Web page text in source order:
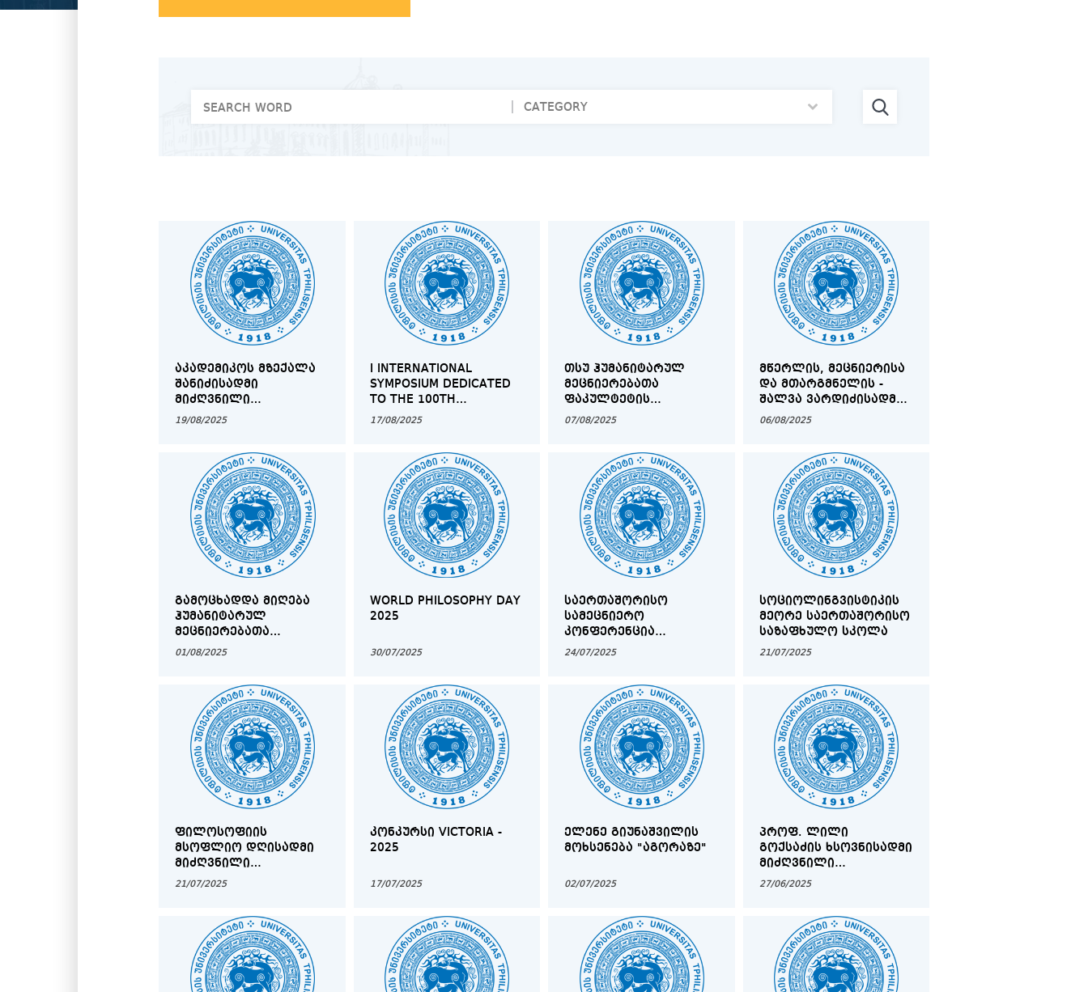
ᲐᲙᲐᲓᲔᲛᲘᲙᲝᲡ ᲛᲖᲔᲥᲐᲚᲐ
ᲨᲐᲜᲘᲫᲘᲡᲐᲓᲛᲘ
ᲛᲘᲫᲦᲕᲜᲘᲚᲘ
ᲘᲜᲢᲔᲠᲓᲘᲡᲪᲘᲞᲚᲘᲜᲣᲠᲘ
ᲙᲝᲜᲤᲔᲠᲔᲜᲪᲘᲐ ᲛᲖᲔᲥᲐᲚᲐ
ᲨᲐᲜᲘᲫᲔ -100
19/08/2025
I INTERNATIONAL
SYMPOSIUM DEDICATED
TO THE 100TH
ANNIVERSARY OF
17/08/2025
ᲗᲡᲣ ᲰᲣᲛᲐᲜᲘᲢᲐᲠᲣᲚ
ᲛᲔᲪᲜᲘᲔᲠᲔᲑᲐᲗᲐ
ᲤᲐᲙᲣᲚᲢᲔᲢᲘᲡ
ᲡᲐᲛᲐᲒᲘᲡᲢᲠᲝ
07/08/2025
ᲛᲬᲔᲠᲚᲘᲡ, ᲛᲔᲪᲜᲘᲔᲠᲘᲡᲐ
ᲓᲐ ᲛᲗᲐᲠᲒᲛᲜᲔᲚᲘᲡ -
ᲨᲐᲚᲕᲐ ᲕᲐᲠᲓᲘᲫᲘᲡᲐᲓᲛᲘ
ᲛᲘᲫᲦᲕᲜᲘᲚᲘ
ᲡᲐᲛᲔᲪᲜᲘᲔᲠᲝ
ᲙᲝᲜᲤᲔᲠᲔᲜᲪᲘᲐ
06/08/2025
ᲒᲐᲛᲝᲪᲮᲐᲓᲓᲐ ᲛᲘᲦᲔᲑᲐ
ᲰᲣᲛᲐᲜᲘᲢᲐᲠᲣᲚ
ᲛᲔᲪᲜᲘᲔᲠᲔᲑᲐᲗᲐ
ᲤᲐᲙᲣᲚᲢᲔᲢᲘᲡ
01/08/2025
WORLD PHILOSOPHY DAY
2025
30/07/2025
ᲡᲐᲔᲠᲗᲐᲨᲝᲠᲘᲡᲝ
ᲡᲐᲛᲔᲪᲜᲘᲔᲠᲝ
ᲙᲝᲜᲤᲔᲠᲔᲜᲪᲘᲐ
“ᲥᲐᲠᲗᲣᲚ-ᲞᲝᲚᲝᲜᲣᲠᲘ
24/07/2025
ᲡᲝᲪᲘᲝᲚᲘᲜᲒᲕᲘᲡᲢᲘᲙᲘᲡ
ᲛᲔᲝᲠᲔ ᲡᲐᲔᲠᲗᲐᲨᲝᲠᲘᲡᲝ
ᲡᲐᲖᲐᲤᲮᲣᲚᲝ ᲡᲙᲝᲚᲐ
21/07/2025
ᲤᲘᲚᲝᲡᲝᲤᲘᲘᲡ
ᲛᲡᲝᲤᲚᲘᲝ ᲓᲦᲘᲡᲐᲓᲛᲘ
ᲛᲘᲫᲦᲕᲜᲘᲚᲘ
ᲘᲜᲢᲔᲠᲓᲘᲡᲪᲘᲞᲚᲘᲜᲐᲠᲣᲚᲘ
ᲡᲢᲣᲓᲔᲜᲢᲗᲐ
ᲠᲔᲒᲘᲝᲜᲐᲚᲣᲠᲘ
ᲙᲝᲜᲤᲔᲠᲔᲜᲪᲘᲐ
21/07/2025
ᲙᲝᲜᲙᲣᲠᲡᲘ VICTORIA -
2025
17/07/2025
ᲔᲚᲔᲜᲔ ᲒᲘᲣᲜᲐᲨᲕᲘᲚᲘᲡ
ᲛᲝᲮᲡᲔᲜᲔᲑᲐ "ᲐᲒᲝᲠᲐᲖᲔ"
02/07/2025
ᲞᲠᲝᲤ. ᲚᲘᲚᲘ
ᲒᲝᲥᲡᲐᲫᲘᲡ ᲮᲡᲝᲕᲜᲘᲡᲐᲓᲛᲘ
ᲛᲘᲫᲦᲕᲜᲘᲚᲘ
ᲡᲢᲣᲓᲔᲜᲢᲗᲐ
27/06/2025